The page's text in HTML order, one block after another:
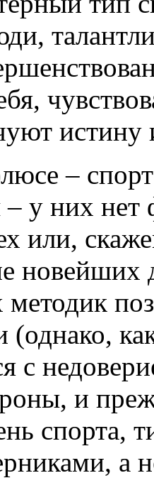
истину
–
у них нет
или,
(однако,
с
и
спорта,
а